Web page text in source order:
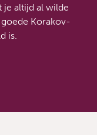
je altijd al wilde
Korakov-
is.